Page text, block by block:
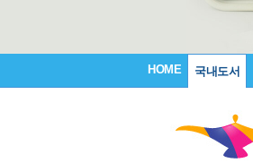
HOME 국내도서